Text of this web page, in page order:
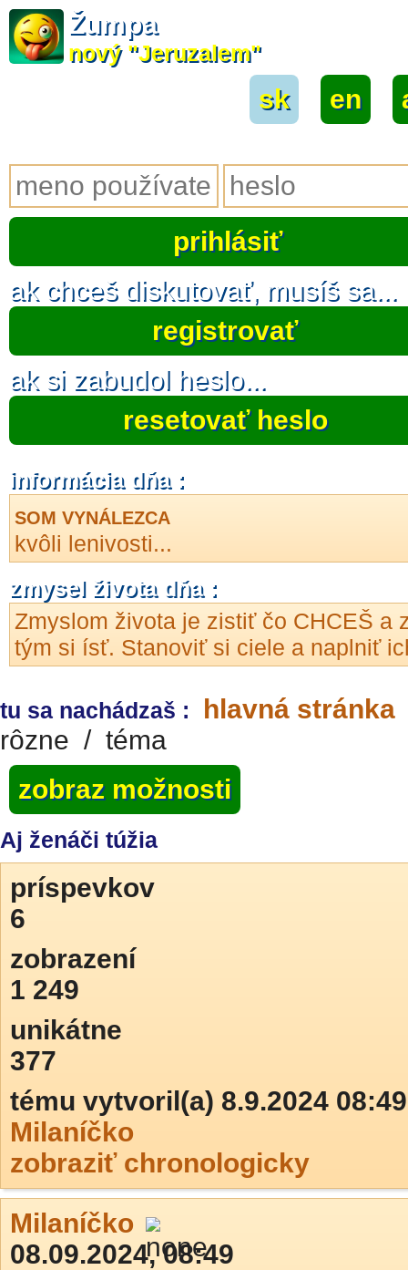
Žumpa
nový "Jeruzalem"
sk en
ak chceš diskutovať, musíš sa...
registrovať
ak si zabudol heslo...
resetovať heslo
informácia dňa :
SOM VYNÁLEZCA
kvôli lenivosti...
zmysel života dňa :
Zmyslom života je zistiť čo CHCEŠ a
tým si ísť. Stanoviť si ciele a naplniť
tu sa nachádzaš : hlavná stránka
rôzne / téma
zobraz možnosti
Aj ženáči túžia
príspevkov
6
zobrazení
1 249
unikátne
377
tému vytvoril(a) 8.9.2024 08:49
Milaníčko
zobraziť chronologicky
Milaníčko
08.09.2024, 08:49